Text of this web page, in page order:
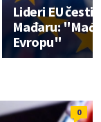
Lideri EU
Mađaru:
Evropu"
0